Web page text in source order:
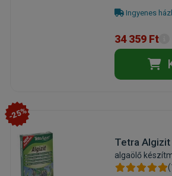
Ingyenes
34 359 Ft
-25%
Tetra
algaölő